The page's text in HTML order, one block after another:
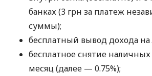
банках (3 грн за платеж
суммы);
бесплатный вывод дохода
бесплатное снятие
месяц (далее — 0.75%);